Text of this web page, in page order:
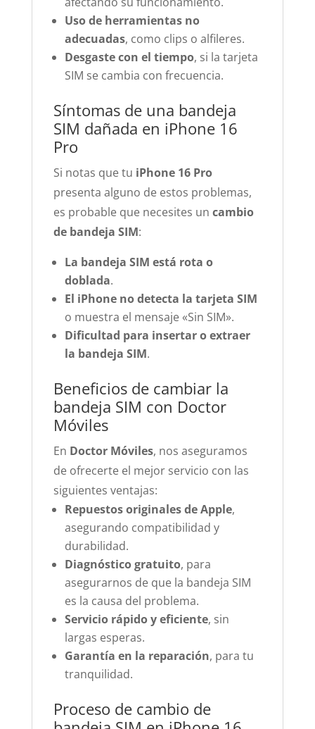
Uso de herramientas no
adecuadas, como clips o alfileres.
Desgaste con el tiempo, si la tarjeta
SIM se cambia con frecuencia.
Síntomas de una bandeja
SIM dañada en iPhone 16
Pro
Si notas que tu iPhone 16 Pro
presenta alguno de estos problemas,
es probable que necesites un cambio
de bandeja SIM:
La bandeja SIM está rota o
doblada.
El iPhone no detecta la tarjeta SIM
o muestra el mensaje «Sin SIM».
Dificultad para insertar o extraer
la bandeja SIM.
Beneficios de cambiar la
bandeja SIM con Doctor
Móviles
En Doctor Móviles, nos aseguramos
de ofrecerte el mejor servicio con las
siguientes ventajas:
Repuestos originales de Apple,
asegurando compatibilidad y
durabilidad.
Diagnóstico gratuito, para
asegurarnos de que la bandeja SIM
es la causa del problema.
Servicio rápido y eficiente, sin
largas esperas.
Garantía en la reparación, para tu
tranquilidad.
Proceso de cambio de